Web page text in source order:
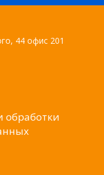
44 офис 201
обработки